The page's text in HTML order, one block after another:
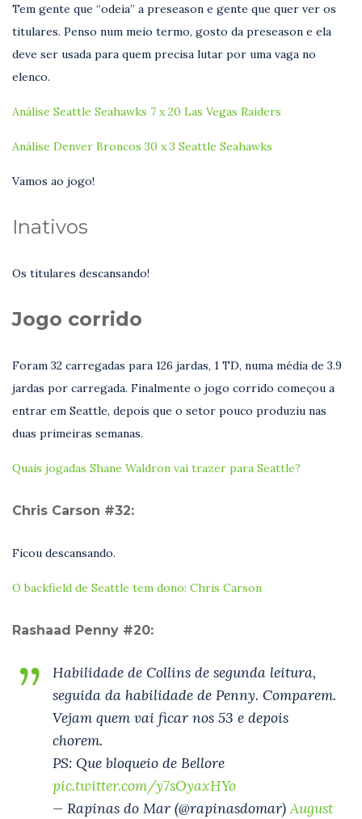
Tem gente que “odeia” a preseason e gente que quer ver os
titulares. Penso num meio termo, gosto da preseason e ela
deve ser usada para quem precisa lutar por uma vaga no
elenco.
Análise Seattle Seahawks 7 x 20 Las Vegas Raiders
Análise Denver Broncos 30 x 3 Seattle Seahawks
Vamos ao jogo!
Inativos
Os titulares descansando!
Jogo corrido
Foram 32 carregadas para 126 jardas, 1 TD, numa média de 3.9
jardas por carregada. Finalmente o jogo corrido começou a
entrar em Seattle, depois que o setor pouco produziu nas
duas primeiras semanas.
Quais jogadas Shane Waldron vai trazer para Seattle?
Chris Carson #32:
Ficou descansando.
O backfield de Seattle tem dono: Chris Carson
Rashaad Penny #20:
Habilidade de Collins de segunda leitura,
seguida da habilidade de Penny. Comparem.
Vejam quem vai ficar nos 53 e depois
chorem.
PS: Que bloqueio de Bellore
pic.twitter.com/y7sOyaxHYo
— Rapinas do Mar (@rapinasdomar)August